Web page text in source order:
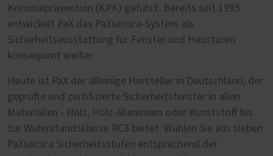
Kriminalprävention (KPK) geführt. Bereits seit 1995
entwickelt PaX das PaXsecura-System als
Sicherheitsausstattung für Fenster und Haustüren
konsequent weiter.
Heute ist PaX der alleinige Hersteller in Deutschland, der
geprüfte und zertifizierte Sicherheitsfenster in allen
Materialien - Holz, Holz-Aluminium oder Kunststoff bis
zur Widerstandsklasse RC3 bietet. Wählen Sie aus sieben
PaXsecura Sicherheitsstufen entsprechend der